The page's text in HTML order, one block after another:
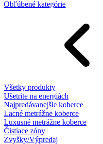
Obľúbené kategórie
Všetky produkty
Ušetrite na energiách
Najpredávanejšie koberce
Lacné metrážne koberce
Luxusné metrážne koberce
Čistiace zóny
Zvyšky/Výpredaj